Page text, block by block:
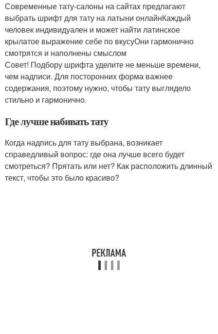
Современные тату-салоны на сайтах предлагают
выбрать шрифт для тату на латыни онлайнКаждый
человек индивидуален и может найти латинское
крылатое выражение себе по вкусуОни гармонично
смотрятся и наполнены смыслом
Совет! Подбору шрифта уделите не меньше времени,
чем надписи. Для посторонних форма важнее
содержания, поэтому нужно, чтобы тату выглядело
стильно и гармонично.
Где лучше набивать тату
Когда надпись для тату выбрана, возникает
справедливый вопрос: где она лучше всего будет
смотреться? Прятать или нет? Как расположить длинный
текст, чтобы это было красиво?